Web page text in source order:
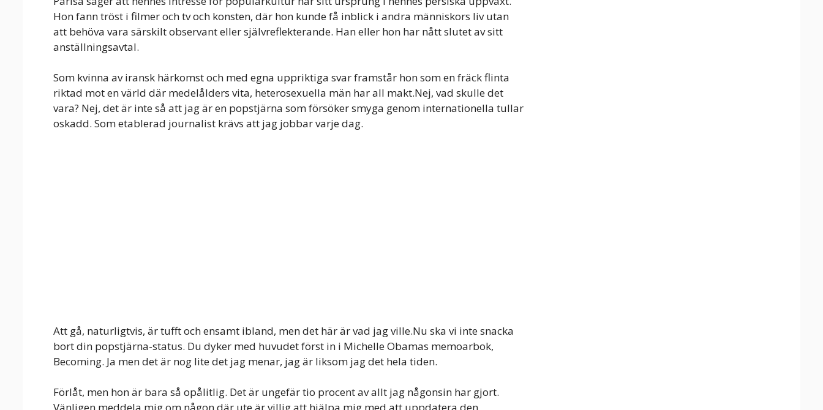
Hon fann tröst i filmer och tv och konsten, där hon kunde få inblick i andra människors liv utan
att behöva vara särskilt observant eller självreflekterande. Han eller hon har nått slutet av sitt
anställningsavtal.
Som kvinna av iransk härkomst och med egna uppriktiga svar framstår hon som en fräck flinta
riktad mot en värld där medelålders vita, heterosexuella män har all makt.Nej, vad skulle det
vara? Nej, det är inte så att jag är en popstjärna som försöker smyga genom internationella tullar
oskadd. Som etablerad journalist krävs att jag jobbar varje dag.
Att gå, naturligtvis, är tufft och ensamt ibland, men det här är vad jag ville.Nu ska vi inte snacka
bort din popstjärna-status. Du dyker med huvudet först in i Michelle Obamas memoarbok,
Becoming. Ja men det är nog lite det jag menar, jag är liksom jag det hela tiden.
Förlåt, men hon är bara så opålitlig. Det är ungefär tio procent av allt jag någonsin har gjort.